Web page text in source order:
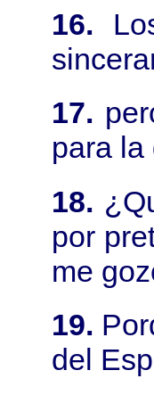
16.
17.
para la
18.
por
me
19.
del